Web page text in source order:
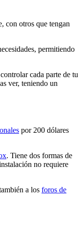
con otros que tengan
permitiendo
cada parte de tu
ver, teniendo un
por 200 dólares
. Tiene dos formas de
no requiere
a los foros de